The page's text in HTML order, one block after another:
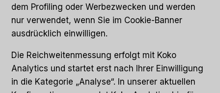
dem Profiling oder Werbezwecken und werden
nur verwendet, wenn Sie im Cookie-Banner
ausdrücklich einwilligen.
Die Reichweitenmessung erfolgt mit Koko
Analytics und startet erst nach Ihrer Einwilligung
in die Kategorie „Analyse“. In unserer aktuellen